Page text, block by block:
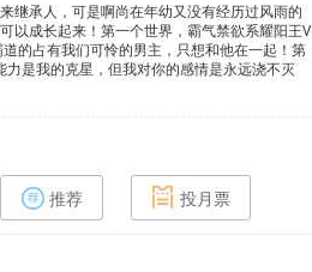
继承人，可是啊尚在年幼又没有经历过风雨的
以成长起来！第一个世界，霸气禁欲系耀阳王V
的占有我们可怜的男主，只想和他在一起！第
是我的克星，但我对你的感情是永远浇不灭
推荐 投月票